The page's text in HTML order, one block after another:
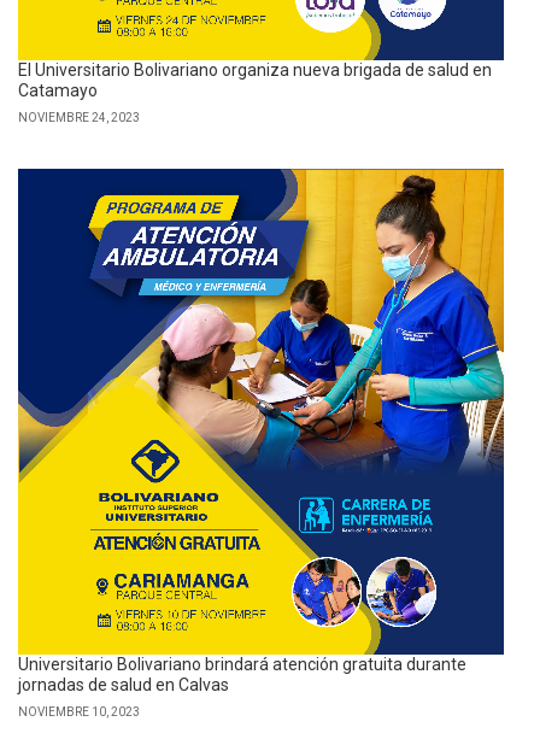
El Universitario Bolivariano organiza nueva brigada de salud en
Catamayo
NOVIEMBRE 24, 2023
Universitario Bolivariano brindará atención gratuita durante
jornadas de salud en Calvas
NOVIEMBRE 10, 2023